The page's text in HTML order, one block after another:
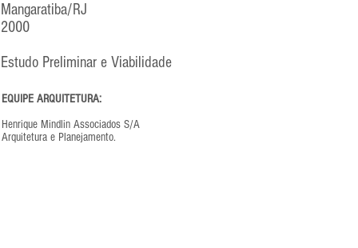
Mangaratiba/RJ
2000
Estudo Preliminar e Viabilidade
EQUIPE ARQUITETURA:
Henrique Mindlin Associados S/A
Arquitetura e Planejamento.